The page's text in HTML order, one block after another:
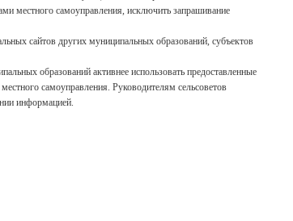
местного самоуправления, исключить запрашивание
сайтов других муниципальных образований, субъектов
образований активнее использовать предоставленные
самоуправления. Руководителям сельсоветов
информацией.